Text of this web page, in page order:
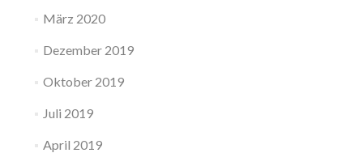
März 2020
Dezember 2019
Oktober 2019
Juli 2019
April 2019